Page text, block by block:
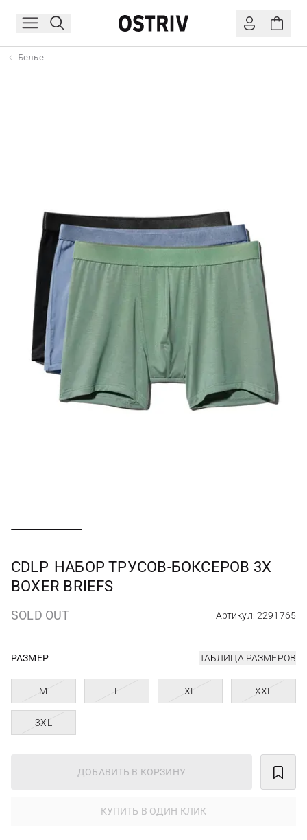
Белье
CDLP НАБОР ТРУСОВ-БОКСЕРОВ 3X
BOXER BRIEFS
SOLD OUT Артикул: 2291765
РАЗМЕР ТАБЛИЦА РАЗМЕРОВ
M L XL XXL
3XL
ДОБАВИТЬ В КОРЗИНУ
КУПИТЬ В ОДИН КЛИК